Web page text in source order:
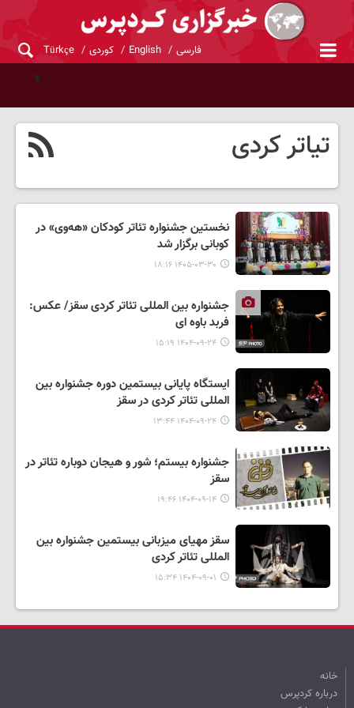
فارسی English کوردی Türkçe
تیاتر کردی
نخستین جشنواره تئاتر کودکان «هەوی» در
کوبانی برگزار شد
۱۴۰۵-۰۳-۳۰ ۱۸:۱۶
جشنواره بین المللی تئاتر کردی سقز/ عکس:
فربد باوه ای
۱۴۰۴-۰۹-۲۴ ۱۵:۱۹
ایستگاه پایانی بیستمین دوره جشنواره بین
المللی تئاتر کردی در سقز
۱۴۰۴-۰۹-۲۴ ۱۳:۴۴
جشنواره بیستم؛ شور و هیجان دوباره تئاتر در
سقز
۱۴۰۴-۰۹-۱۴ ۱۹:۴۶
سقز مهیای میزبانی بیستمین جشنواره بین
المللی تئاتر کردی
۱۴۰۴-۰۹-۰۱ ۱۵:۳۴
خانه
درباره کردپرس